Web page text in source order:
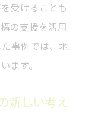
受けることも
の支援を活用
事例では、地
ます。
新しい考え